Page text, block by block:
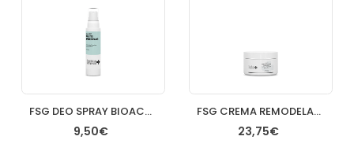
FSG DEO SPRAY BIOACTIVO TE VERDE 100ML
9,50€
FSG CREMA REMODELADORA CORPORAL 250ML
23,75€